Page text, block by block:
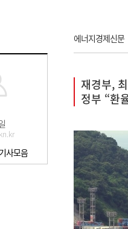
사모음
에너지경제신문
재경부,
정부 “환